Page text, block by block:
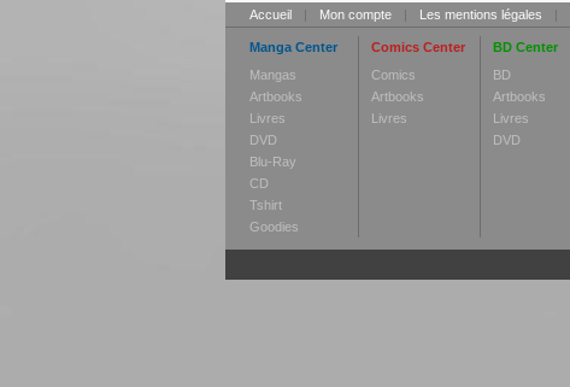
Accueil | Mon compte | Les mentions légales |
Manga Center
Mangas
Artbooks
Livres
DVD
Blu-Ray
CD
Tshirt
Goodies
Comics Center
Comics
Artbooks
Livres
BD Center
BD
Artbooks
Livres
DVD